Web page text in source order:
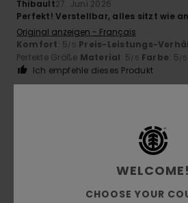
Thibault27. Juni 2026
Perfekt! Verstellbar, alles sitzt wie
Original anzeigen - Français
Komfort: 5 /5 Preis-Leistungs-
Perfekte Größe Material: 5 /5 Farbe: 5 /5
Ich empfehle dieses Produkt
Diese Kappe ist zeitlos und hat eine
WELCOME!
CHOOSE YOUR